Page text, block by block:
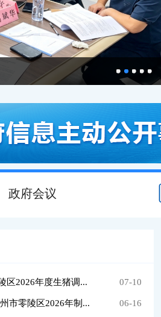
政府会议
区2026年度生猪调... 07-10
市零陵区2026年制... 06-16